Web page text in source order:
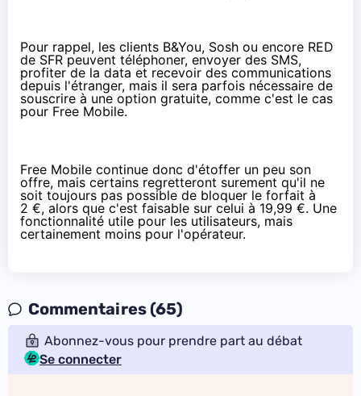
Pour rappel, les clients B&You, Sosh ou encore RED
de SFRpeuvent téléphoner, envoyer des SMS,
profiter de la data et recevoir des communications
depuis l'étranger, mais il sera parfois nécessaire de
souscrire à une option gratuite, comme c'est le cas
pour Free Mobile.
Free Mobile continue donc d'étoffer un peu son
offre, mais certains regretteront surement qu'il ne
soit toujours pas possible de bloquer le forfait à
2 €, alors que c'est faisable sur celui à 19,99 €. Une
fonctionnalité utile pour les utilisateurs, mais
certainement moins pour l'opérateur.
Commentaires (65)
Abonnez-vous pour prendre part au débat
Se connecter